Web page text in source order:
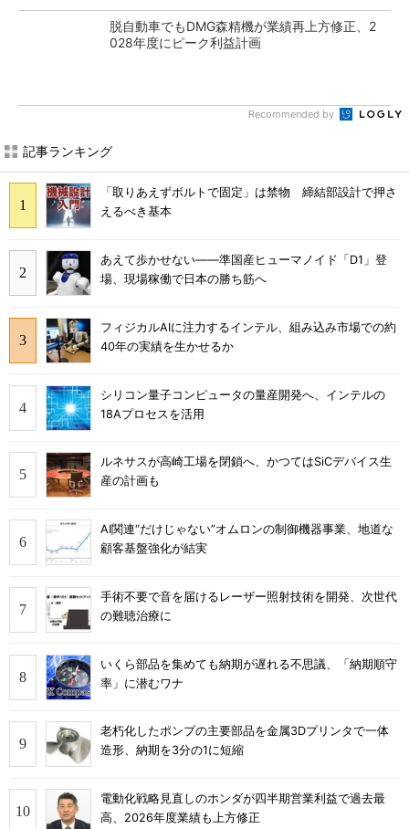
脱自動車でもDMG森精機が業績再上方修正、2
028年度にピーク利益計画
Recommended by
記事ランキング
「取りあえずボルトで固定」は禁物 締結部設計で押さ
えるべき基本
あえて歩かせない――準国産ヒューマノイド「D1」登
場、現場稼働で日本の勝ち筋へ
フィジカルAIに注力するインテル、組み込み市場での約
40年の実績を生かせるか
シリコン量子コンピュータの量産開発へ、インテルの
18Aプロセスを活用
ルネサスが高崎工場を閉鎖へ、かつてはSiCデバイス生
産の計画も
AI関連“だけじゃない”オムロンの制御機器事業、地道な
顧客基盤強化が結実
手術不要で音を届けるレーザー照射技術を開発、次世代
の難聴治療に
いくら部品を集めても納期が遅れる不思議、「納期順守
率」に潜むワナ
老朽化したポンプの主要部品を金属3Dプリンタで一体
造形、納期を3分の1に短縮
電動化戦略見直しのホンダが四半期営業利益で過去最
高、2026年度業績も上方修正